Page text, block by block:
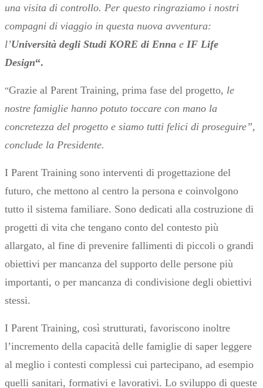
una visita di controllo. Per questo ringraziamo i nostri
compagni di viaggio in questa nuova avventura:
l’Università degli Studi KORE di Enna e IF Life
Design“.
“Grazie al Parent Training, prima fase del progetto, le
nostre famiglie hanno potuto toccare con mano la
concretezza del progetto e siamo tutti felici di proseguire”,
conclude la Presidente.
I Parent Training sono interventi di progettazione del
futuro, che mettono al centro la persona e coinvolgono
tutto il sistema familiare. Sono dedicati alla costruzione di
progetti di vita che tengano conto del contesto più
allargato, al fine di prevenire fallimenti di piccoli o grandi
obiettivi per mancanza del supporto delle persone più
importanti, o per mancanza di condivisione degli obiettivi
stessi.
I Parent Training, così strutturati, favoriscono inoltre
l’incremento della capacità delle famiglie di saper leggere
al meglio i contesti complessi cui partecipano, ad esempio
quelli sanitari, formativi e lavorativi. Lo sviluppo di queste